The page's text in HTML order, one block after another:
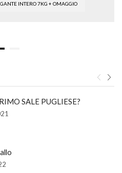
INTERO 7KG + OMAGGIO
SALE PUGLIESE?